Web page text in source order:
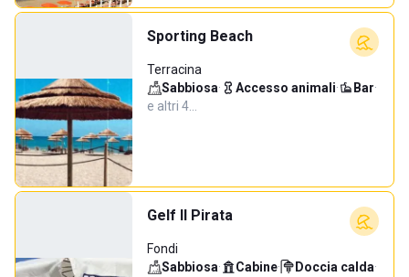
Sporting Beach
Terracina
Sabbiosa· Accesso animali· Bar·
e altri 4…
Gelf Il Pirata
Fondi
Sabbiosa· Cabine· Doccia calda·